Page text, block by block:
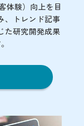
体験）向上を目
、トレンド記事
た研究開発成果